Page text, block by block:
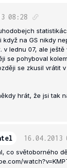
08:28
když na GS nikdy
v lednu 07, ale
se pohyboval
se zkusil vrátit
hrát, že jsi tak
16.04.2013
co světoborného